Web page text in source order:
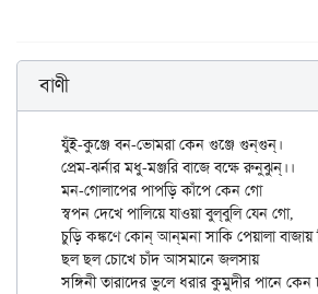
বাণী
যুঁই-কুঞ্জে বন-ভোমরা কেন গুঞ্জে গুন্‌গুন্।
প্রেম-ঝর্নার মধু-মঞ্জরি বাজে বক্ষে রুনুঝুন্।।
মন-গোলাপের পাপড়ি কাঁপে কেন গো
স্বপন দেখে পালিয়ে যাওয়া বুল্‌বুলি যেন গো,
চুড়ি কঙ্কণে কোন্ আন্‌মনা সাকি পেয়ালা বাজায় রিনিঠিনি ঠুনঠুন।।
ছল ছল চোখে চাঁদ আসমানে জলসায়
সঙ্গিনী তারাদের ভুলে ধরার কুমুদীর পানে কেন